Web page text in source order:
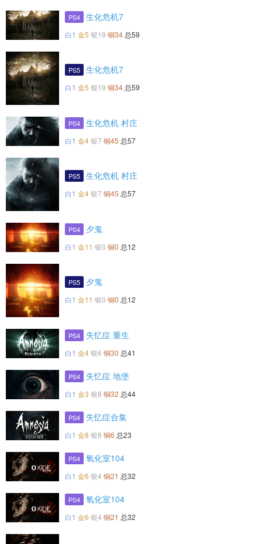
PS4 生化危机7
白1 金5 银19 铜34 总59
PS5 生化危机7
白1 金5 银19 铜34 总59
PS4 生化危机 村庄
白1 金4银7 铜45 总57
PS5 生化危机 村庄
白1 金4银7 铜45 总57
PS4 夕鬼
白1 金11 银0 铜0 总12
PS5 夕鬼
白1 金11 银0 铜0 总12
PS4 失忆症 重生
白1 金4银6 铜30 总41
PS4 失忆症 地堡
白1 金3 银8 铜32 总44
PS4 失忆症合集
白1 金8 银8 铜6 总23
PS4 氧化室104
白1 金6 银4 铜21 总32
PS4 氧化室104
白1 金6 银4 铜21 总32